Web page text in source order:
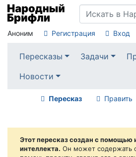
Аноним Регистрация Вход
Пересказы Задачи
Новости
Пересказ Править
Этот пересказ создан с помощью
интеллекта. Он может содержать